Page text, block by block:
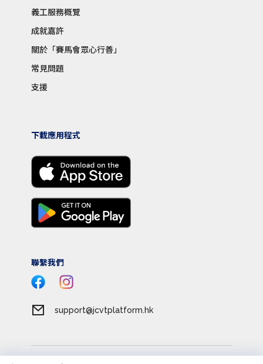
義工服務概覽
成就嘉許
關於「賽馬會眾心行善」
常見問題
支援
下載應用程式
聯繫我們
support@jcvtplatform.hk